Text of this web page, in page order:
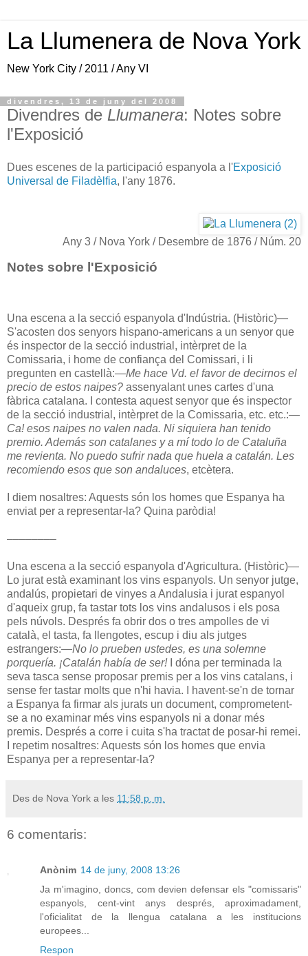
La Llumenera de Nova York
New York City / 2011 / Any VI
divendres, 13 de juny del 2008
Divendres de Llumanera: Notes sobre
l'Exposició
Dues escenes de la participació espanyola a l'Exposició
Universal de Filadèlfia, l'any 1876.
Any 3 / Nova York / Desembre de 1876 / Núm. 20
Notes sobre l'Exposició
Una escena a la secció espanyola d'Indústria. (Històric)—
S'acosten dos senyors hispano-americans a un senyor que
és inspector de la secció industrial, intèrpret de la
Comissaria, i home de confiança del Comissari, i li
pregunten en castellà:—Me hace Vd. el favor de decirnos el
precio de estos naipes? assenyalant unes cartes d'una
fàbrica catalana. I contesta aquest senyor que és inspector
de la secció industrial, intèrpret de la Comissaria, etc. etc.:—
Ca! esos naipes no valen nada. Ni siquiera han tenido
premio. Además son catalanes y a mí todo lo de Cataluña
me revienta. No puedo sufrir nada que huela a catalán. Les
recomiendo esos que son andaluces, etcètera.
I diem nosaltres: Aquests són los homes que Espanya ha
enviat per a representar-la? Quina paròdia!
––––––––
Una escena a la secció espanyola d'Agricultura. (Històric)—
Lo jurat està examinant los vins espanyols. Un senyor jutge,
andalús, propietari de vinyes a Andalusia i jurat espanyol
d'aqueix grup, fa tastar tots los vins andalusos i els posa
pels núvols. Després fa obrir dos o tres ampolles de vi
català, el tasta, fa llengotes, escup i diu als jutges
estrangers:—No lo prueben ustedes, es una solemne
porquería. ¡Catalán había de ser!I dóna per terminada la
seva tasca sense proposar premis per a los vins catalans, i
sense fer tastar molts que n'hi havia. I havent-se'n de tornar
a Espanya fa firmar als jurats un document, comprometent-
se a no examinar més vins espanyols ni a donar més
premis. Després a corre i cuita s'ha tractat de posar-hi remei.
I repetim nosaltres: Aquests són los homes que envia
Espanya per a representar-la?
Des de Nova York a les 11:58 p. m.
6 comentaris:
Anònim 14 de juny, 2008 13:26
Ja m'imagino, doncs, com devien defensar els "comissaris"
espanyols, cent-vint anys després, aproximadament,
l'oficialitat de la llengua catalana a les institucions
europees...
Respon